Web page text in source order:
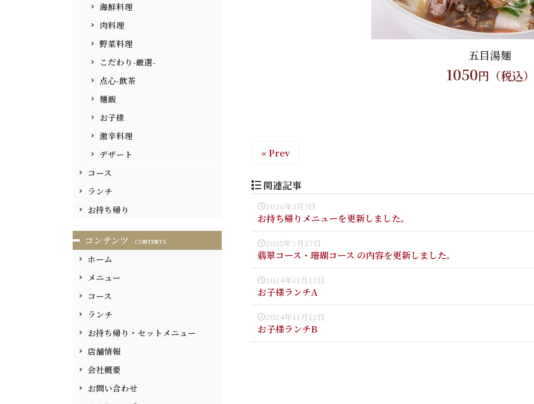
海鮮料理
肉料理
野菜料理
こだわり-厳選-
点心-飲茶
麺飯
お子様
激辛料理
デザート
コース
ランチ
お持ち帰り
コンテンツ CONTENTS
ホーム
メニュー
コース
ランチ
お持ち帰り・セットメニュー
店舗情報
会社概要
お問い合わせ
五目湯麺
1050円（税込）
« Prev
関連記事
2026年3月3日
お持ち帰りメニューを更新しました。
2025年2月27日
翡翠コース・珊瑚コース の内容を更新しました。
2024年11月12日
お子様ランチA
2024年11月12日
お子様ランチB